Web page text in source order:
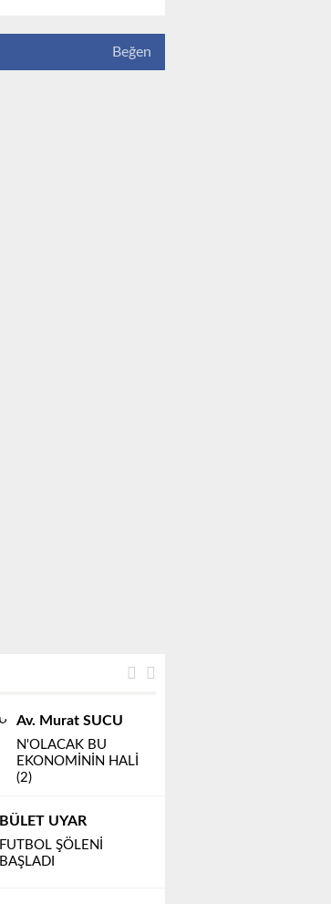
Beğen
Av. Murat SUCU
N'OLACAK BU
EKONOMİNİN HALİ
(2)
BÜLET UYAR
FUTBOL ŞÖLENİ
BAŞLADI